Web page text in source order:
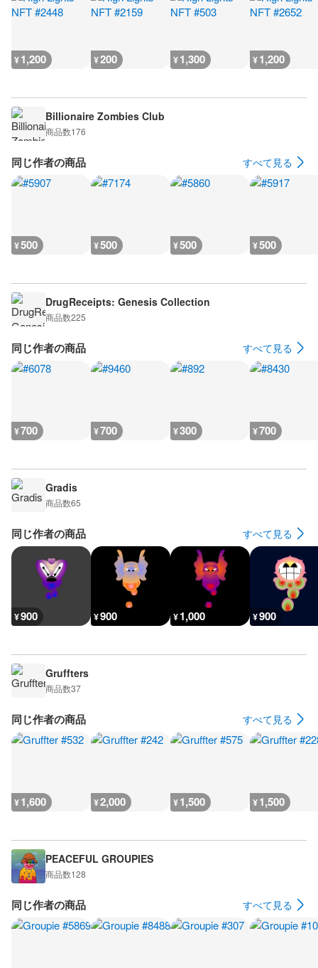
¥1,200 ¥200 ¥1,300 ¥1,200
Billionaire Zombies Club
商品数176
同じ作者の商品 すべて見る
¥500 ¥500 ¥500 ¥500
DrugReceipts: Genesis Collection
商品数225
同じ作者の商品 すべて見る
¥700 ¥700 ¥300 ¥700
Gradis
商品数65
同じ作者の商品 すべて見る
¥900 ¥900 ¥1,000 ¥900
Gruffters
商品数37
同じ作者の商品 すべて見る
¥1,600 ¥2,000 ¥1,500 ¥1,500
PEACEFUL GROUPIES
商品数128
同じ作者の商品 すべて見る